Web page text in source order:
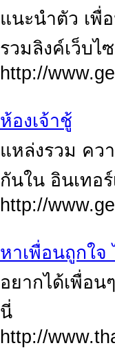
แนะนำตัว เพื่
รวมลิงค์เว็บไ
http://
ห้องเจ้าชู้
แหล่งรวม คว
กันใน อินเทอ
http://
หาเพื่อนถูกใจ
อยากได้เพื่อ
นี่
http://